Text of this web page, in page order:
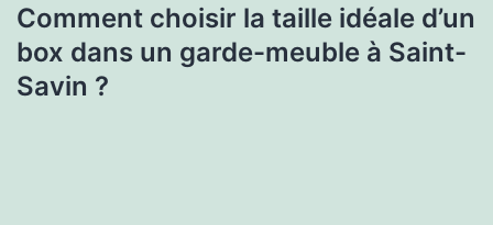
Comment choisir la taille idéale d’un
box dans un garde-meuble à Saint-
Savin ?